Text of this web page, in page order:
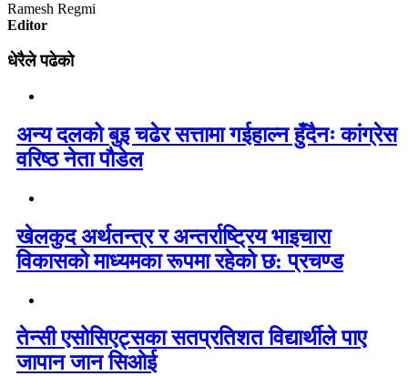
Ramesh Regmi
Editor
धेरैले पढेको
अन्य दलको बुइ चढेर सत्तामा गईहाल्न हुँदैनः कांग्रेस
वरिष्ठ नेता पौडेल
खेलकुद अर्थतन्त्र र अन्तर्राष्ट्रिय भाइचारा
विकासको माध्यमका रूपमा रहेको छ: प्रचण्ड
तेन्सी एसोसिएट्सका सतप्रतिशत विद्यार्थीले पाए
जापान जान सिओई